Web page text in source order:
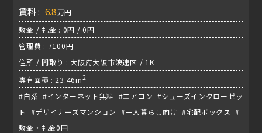
賃料 : 6.8万円
敷金 / 礼金 : 0円 / 0円
管理費 : 7100円
住所 / 間取り : 大阪府大阪市浪速区 / 1K
専有面積 : 23.46m2
#白系 #インターネット無料 #エアコン #シューズインクローゼッ
ト #デザイナーズマンション #一人暮らし向け #宅配ボックス #
敷金・礼金0円